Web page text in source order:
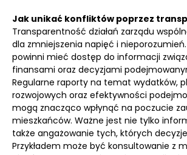
Jak unikać konfliktów poprzez
Transparentność działań zarządu
dla zmniejszenia napięć i
powinni mieć dostęp do informacji
finansami oraz decyzjami
Regularne raporty na temat wydatków,
rozwojowych oraz efektywności
mogą znacząco wpłynąć na poczucie
mieszkańców. Ważne jest nie tylko
także angażowanie tych, których
Przykładem może być konsultowanie z